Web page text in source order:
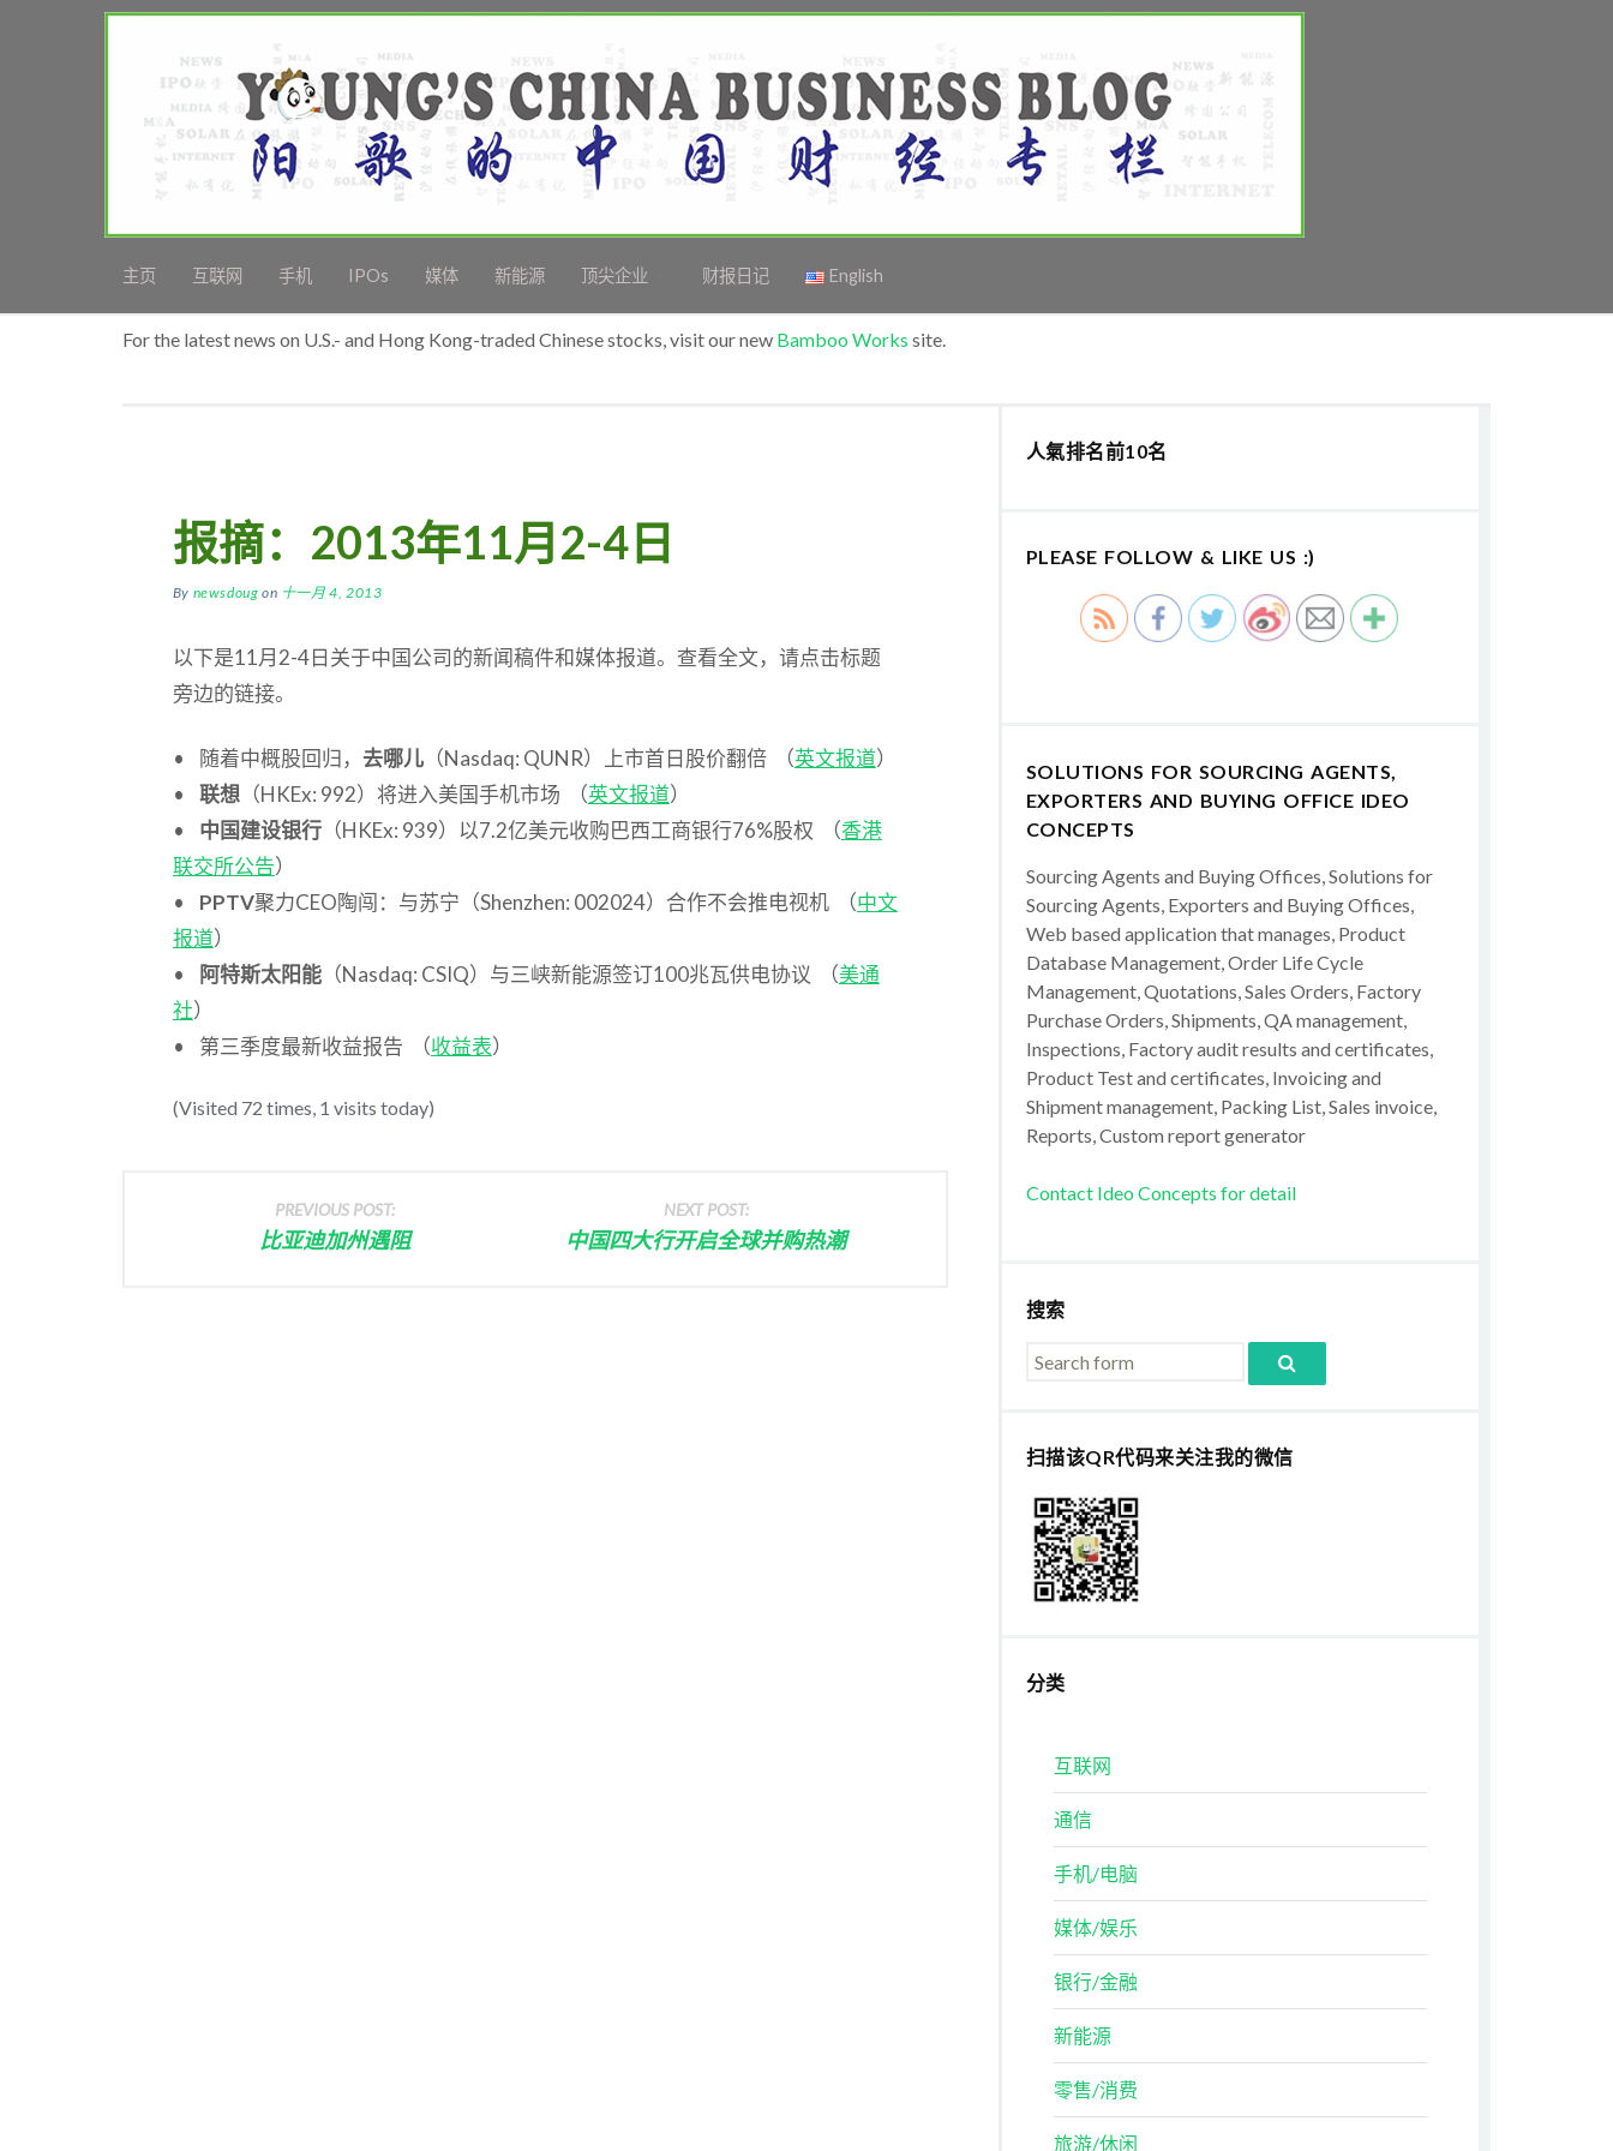
主页 互联网 手机 IPOs 媒体 新能源 顶尖企业 财报日记 English
For the latest news on U.S.- and Hong Kong-traded Chinese stocks, visit our new Bamboo Works site.
报摘：2013年11月2-4日
By newsdoug on 十一月 4, 2013
以下是11月2-4日关于中国公司的新闻稿件和媒体报道。查看全文，请点击标题
旁边的链接。
• 随着中概股回归， 去哪儿（Nasdaq: QUNR）上市首日股价翻倍 （英文报道）
• 联想（HKEx: 992）将进入美国手机市场 （英文报道）
• 中国建设银行（HKEx: 939）以7.2亿美元收购巴西工商银行76%股权 （香港
联交所公告）
• PPTV聚力CEO陶闯：与苏宁（Shenzhen: 002024）合作不会推电视机 （中文
报道）
•
阿特斯太阳能（Nasdaq: CSIQ）与三峡新能源签订100兆瓦供电协议 （美通
社）
• 第三季度最新收益报告 （收益表）
(Visited 72 times, 1 visits today)
PREVIOUS POST:
比亚迪加州遇阻
NEXT POST:
中国四大行开启全球并购热潮
人氣排名前10名
PLEASE FOLLOW & LIKE US :)
SOLUTIONS FOR SOURCING AGENTS,
EXPORTERS AND BUYING OFFICE IDEO
CONCEPTS
Sourcing Agents and Buying Offices, Solutions for
Sourcing Agents, Exporters and Buying Offices,
Web based application that manages, Product
Database Management, Order Life Cycle
Management, Quotations, Sales Orders, Factory
Purchase Orders, Shipments, QA management,
Inspections, Factory audit results and certificates,
Product Test and certificates, Invoicing and
Shipment management, Packing List, Sales invoice,
Reports, Custom report generator
Contact Ideo Concepts for detail
搜索
扫描该QR代码来关注我的微信
分类
互联网
通信
手机/电脑
媒体/娱乐
银行/金融
新能源
零售/消费
旅游/休闲